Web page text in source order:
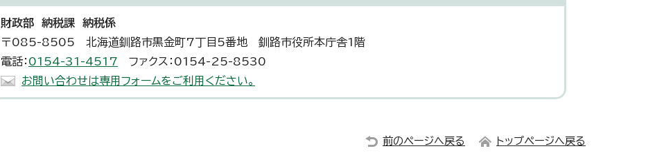
財政部 納税課 納税係
〒085-8505 北海道釧路市黒金町7丁目5番地 釧路市役所本庁舎1階
電話： 0154-31-4517 ファクス：0154-25-8530
お問い合わせは専用フォームをご利用ください。
前のページへ戻る トップページへ戻る